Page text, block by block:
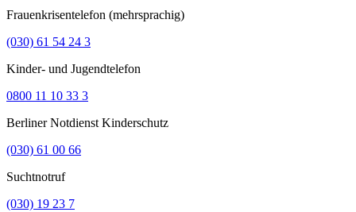
Frauenkrisentelefon (mehrsprachig)
(030) 61 54 24 3
Kinder- und Jugendtelefon
0800 11 10 33 3
Berliner Notdienst Kinderschutz
(030) 61 00 66
Suchtnotruf
(030) 19 23 7